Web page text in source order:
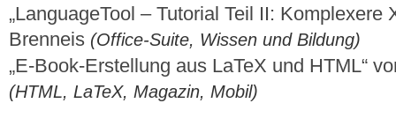
„LanguageTool – Tutorial Teil II: Komplexere
Brenneis (Office-Suite, Wissen und Bildung)
„E-Book-Erstellung aus LaTeX und HTML“
(HTML, LaTeX, Magazin, Mobil)